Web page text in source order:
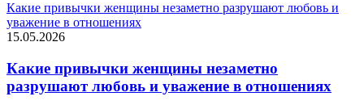
Какие привычки женщины незаметно разрушают любовь и
уважение в отношениях
15.05.2026
Какие привычки женщины незаметно
разрушают любовь и уважение в отношениях